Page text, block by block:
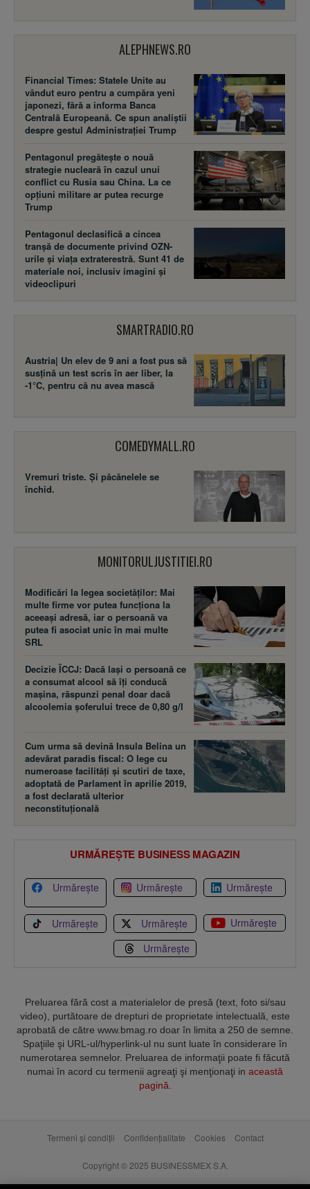
ALEPHNEWS.RO
Financial Times: Statele Unite au
vândut euro pentru a cumpăra yeni
japonezi, fără a informa Banca
Centrală Europeană. Ce spun analiștii
despre gestul Administrației Trump
Pentagonul pregătește o nouă
strategie nucleară în cazul unui
conflict cu Rusia sau China. La ce
opțiuni militare ar putea recurge
Trump
Pentagonul declasifică a cincea
tranșă de documente privind OZN-
urile și viața extraterestră. Sunt 41 de
materiale noi, inclusiv imagini și
videoclipuri
SMARTRADIO.RO
Austria| Un elev de 9 ani a fost pus să
susţină un test scris în aer liber, la
-1°C, pentru că nu avea mască
COMEDYMALL.RO
Vremuri triste. Şi păcănelele se
închid.
MONITORULJUSTITIEI.RO
Modificări la legea societăţilor: Mai
multe firme vor putea funcţiona la
aceeaşi adresă, iar o persoană va
putea fi asociat unic în mai multe
SRL
Decizie ÎCCJ: Dacă laşi o persoană ce
a consumat alcool să îţi conducă
maşina, răspunzi penal doar dacă
alcoolemia şoferului trece de 0,80 g/l
Cum urma să devină Insula Belina un
adevărat paradis fiscal: O lege cu
numeroase facilităţi şi scutiri de taxe,
adoptată de Parlament în aprilie 2019,
a fost declarată ulterior
neconstituţională
URMĂREȘTE BUSINESS MAGAZIN
Urmărește Urmărește Urmărește
Urmărește Urmărește
Urmărește
Urmărește
Preluarea fără cost a materialelor de presă (text, foto si/sau
video), purtătoare de drepturi de proprietate intelectuală, este
aprobată de către www.bmag.ro doar în limita a 250 de semne.
Spaţiile şi URL-ul/hyperlink-ul nu sunt luate în considerare în
numerotarea semnelor. Preluarea de informaţii poate fi făcută
numai în acord cu termenii agreaţi şi menţionaţi in această
pagină.
Termeni și condiții Confidențialitate Cookies Contact
Copyright © 2025 BUSINESSMEX S.A.